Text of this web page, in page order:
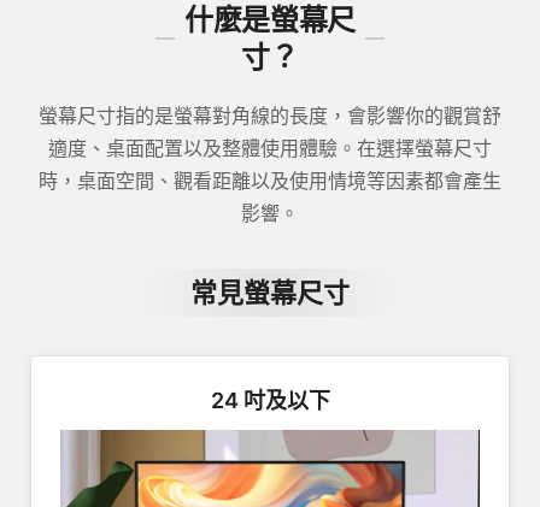
什麼是螢幕尺
寸？
螢幕尺寸指的是螢幕對角線的長度，會影響你的觀賞舒
適度、桌面配置以及整體使用體驗。在選擇螢幕尺寸
時，桌面空間、觀看距離以及使用情境等因素都會產生
影響。
常見螢幕尺寸
24 吋及以下